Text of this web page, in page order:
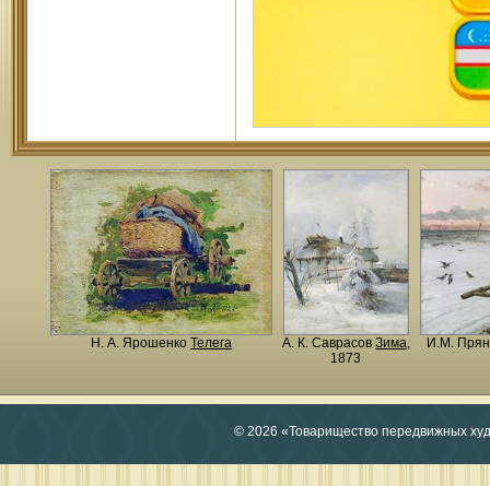
Н. A. Ярошенко Телега А. К. Саврасов Зима,
1873
И.М.
© 2026 «Товарищество передвижных